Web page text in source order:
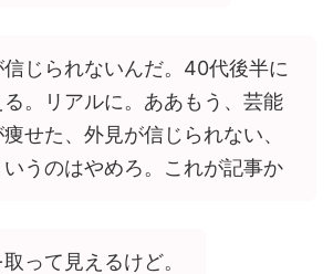
信じられないんだ。40代後半に
る。リアルに。ああもう、芸能
痩せた、外見が信じられない、
いうのはやめろ。これが記事か
って見えるけど。